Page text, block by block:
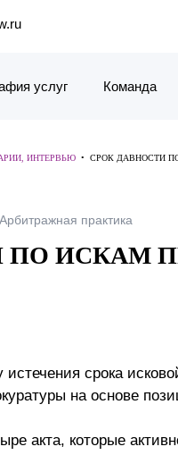
услуг Команда
ИНТЕРВЬЮ • СРОК ДАВНОСТИ
Арбитражная практика
ПО ИСКАМ
срока
на основе
акта, которые